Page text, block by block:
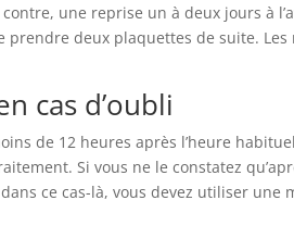
une reprise un à deux jours à
prendre deux plaquettes de suite.
cas d’oubli
de 12 heures après l’heure
Si vous ne le constatez
ce cas-là, vous devez utiliser une